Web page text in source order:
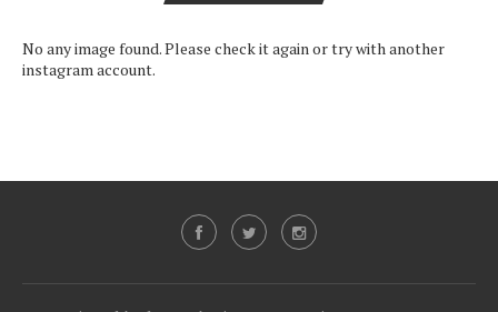
No any image found. Please check it again or try with another
instagram account.